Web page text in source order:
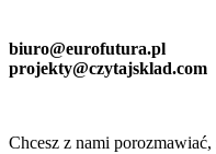
biuro@eurofutura.pl
projekty@czytajsklad.com
Chcesz z nami